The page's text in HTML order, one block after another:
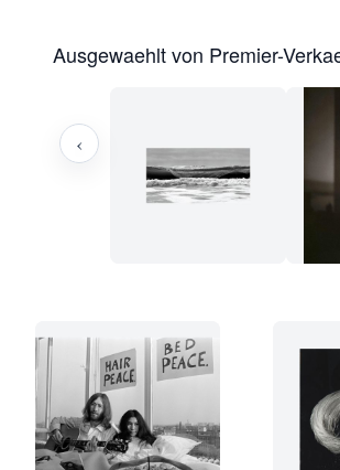
Ausgewaehlt von Premier-
‹